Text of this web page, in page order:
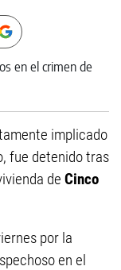
implicado
fue detenido tras
de Cinco
por la
en el